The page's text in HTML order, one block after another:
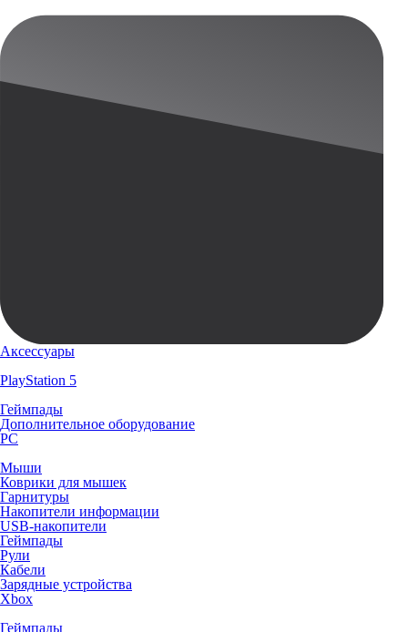
Аксессуары
PlayStation 5
Геймпады
Дополнительное оборудование
PC
Мыши
Коврики для мышек
Гарнитуры
Накопители информации
USB-накопители
Геймпады
Рули
Кабели
Зарядные устройства
Xbox
Геймпады